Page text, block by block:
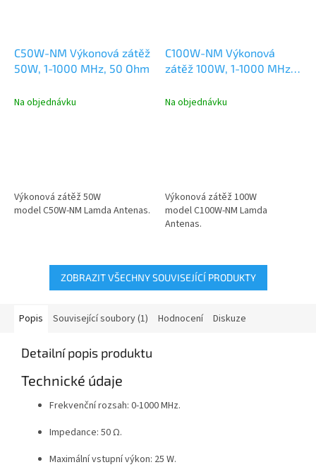
C50W-NM Výkonová zátěž
50W, 1-1000 MHz, 50 Ohm
Na objednávku
Výkonová zátěž 50W
model C50W-NM Lamda Antenas.
C100W-NM Výkonová
zátěž 100W, 1-1000 MHz,
Na objednávku
Výkonová zátěž 100W
model C100W-NM Lamda
Antenas.
ZOBRAZIT VŠECHNY SOUVISEJÍCÍ PRODUKTY
Popis Související soubory (1) Hodnocení Diskuze
Detailní popis produktu
Technické údaje
Frekvenční rozsah: 0-1000 MHz.
Impedance: 50 Ω.
Maximální vstupní výkon: 25 W.